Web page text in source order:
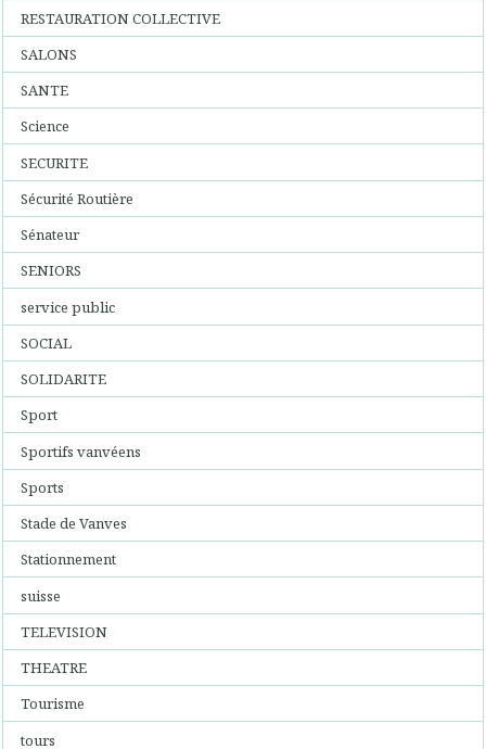
RESTAURATION COLLECTIVE
SALONS
SANTE
Science
SECURITE
Sécurité Routière
Sénateur
SENIORS
service public
SOCIAL
SOLIDARITE
Sport
Sportifs vanvéens
Sports
Stade de Vanves
Stationnement
suisse
TELEVISION
THEATRE
Tourisme
tours